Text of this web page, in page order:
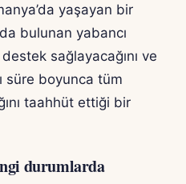
yaşayan bir
bulunan yabancı
sağlayacağını ve
süre boyunca tüm
taahhüt ettiği bir
durumlarda